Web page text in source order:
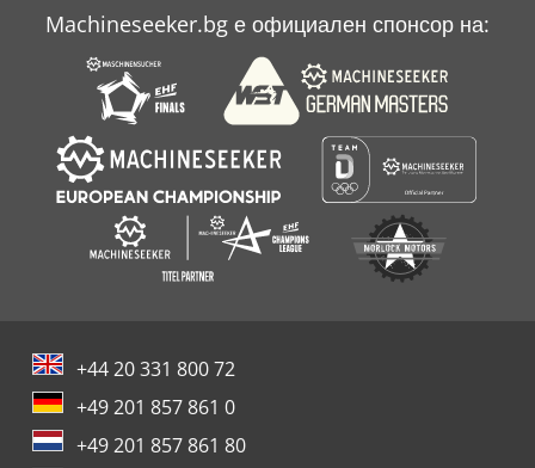
Machineseeker.bg е официален спонсор на:
+44 20 331 800 72
+49 201 857 861 0
+49 201 857 861 80